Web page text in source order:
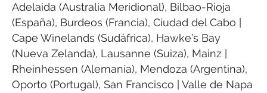
Adelaida (Australia Meridional), Bilbao-Rioja
(España), Burdeos (Francia), Ciudad del Cabo |
Cape Winelands (Sudáfrica), Hawke’s Bay
(Nueva Zelanda), Lausanne (Suiza), Mainz |
Rheinhessen (Alemania), Mendoza (Argentina),
Oporto (Portugal), San Francisco | Valle de Napa